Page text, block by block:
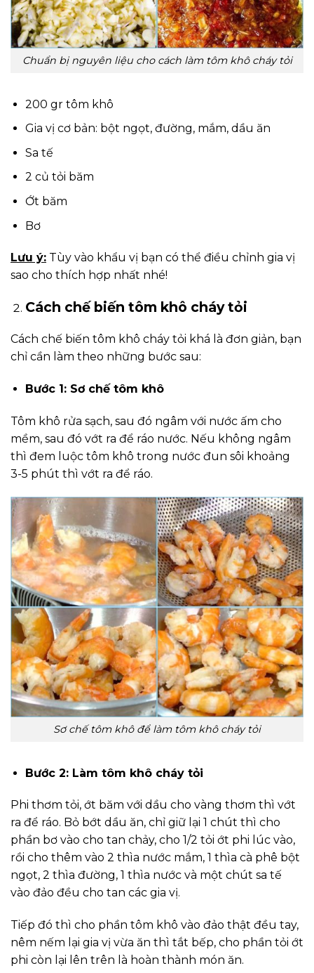
Chuẩn bị nguyên liệu cho cách làm tôm khô cháy tỏi
200 gr tôm khô
Gia vị cơ bản: bột ngọt, đường, mắm, dầu ăn
Sa tế
2 củ tỏi băm
Ớt băm
Bơ
Lưu ý: Tùy vào khẩu vị bạn có thể điều chỉnh gia vị
sao cho thích hợp nhất nhé!
Cách chế biến tôm khô cháy tỏi
Cách chế biến tôm khô cháy tỏi khá là đơn giản, bạn
chỉ cần làm theo những bước sau:
Bước 1: Sơ chế tôm khô
Tôm khô rửa sạch, sau đó ngâm với nước ấm cho
mềm, sau đó vớt ra để ráo nước. Nếu không ngâm
thì đem luộc tôm khô trong nước đun sôi khoảng
3-5 phút thì vớt ra để ráo.
Sơ chế tôm khô để làm tôm khô cháy tỏi
Bước 2: Làm tôm khô cháy tỏi
Phi thơm tỏi, ớt băm với dầu cho vàng thơm thì vớt
ra để ráo. Bỏ bớt dầu ăn, chỉ giữ lại 1 chút thì cho
phần bơ vào cho tan chảy, cho 1/2 tỏi ớt phi lúc vào,
rồi cho thêm vào 2 thìa nước mắm, 1 thìa cà phê bột
ngọt, 2 thìa đường, 1 thìa nước và một chút sa tế
vào đảo đều cho tan các gia vị.
Tiếp đó thì cho phần tôm khô vào đảo thật đều tay,
nêm nếm lại gia vị vừa ăn thì tắt bếp, cho phần tỏi ớt
phi còn lại lên trên là hoàn thành món ăn.